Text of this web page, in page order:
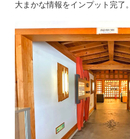
大まかな情報をインプット完了。